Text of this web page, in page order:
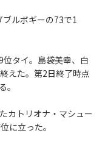
ルボギーの73で1
タイ。島袋美幸、白
えた。第2日終了時点
。
カトリオナ・マシュー
に立った。